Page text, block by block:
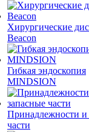
Хирургические
Beacon
Гибкая эндоскопия
MINDSION
Принадлежности и
части